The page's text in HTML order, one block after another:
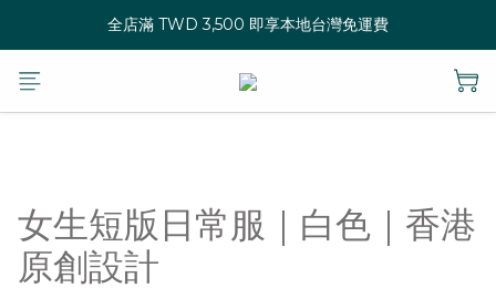
全店滿 TWD 3,500 即享本地台灣免運費
女生短版日常服｜白色｜香港
原創設計